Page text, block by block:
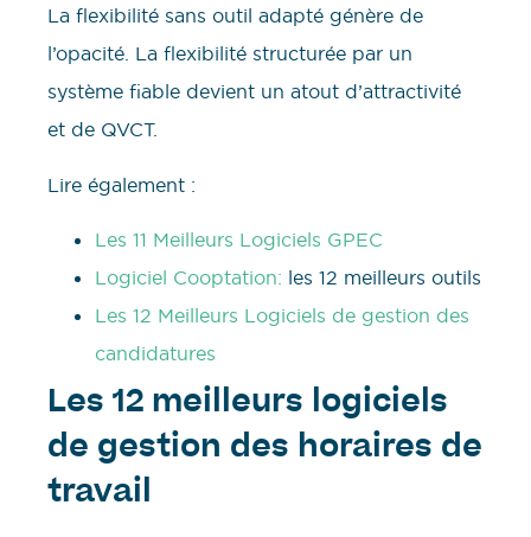
La flexibilité sans outil adapté génère de
l’opacité. La flexibilité structurée par un
système fiable devient un atout d’attractivité
et de QVCT.
Lire également :
Les 11 Meilleurs Logiciels GPEC
Logiciel Cooptation: les 12 meilleurs outils
Les 12 Meilleurs Logiciels de gestion des
candidatures
Les 12 meilleurs logiciels
de gestion des horaires de
travail